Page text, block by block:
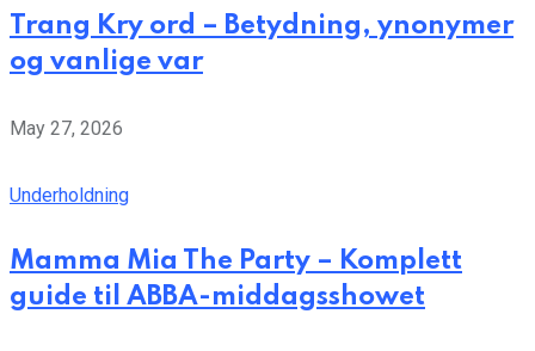
Trang Kry ord – Betydning, ynonymer
og vanlige var
May 27, 2026
Underholdning
Mamma Mia The Party – Komplett
guide til ABBA-middagsshowet